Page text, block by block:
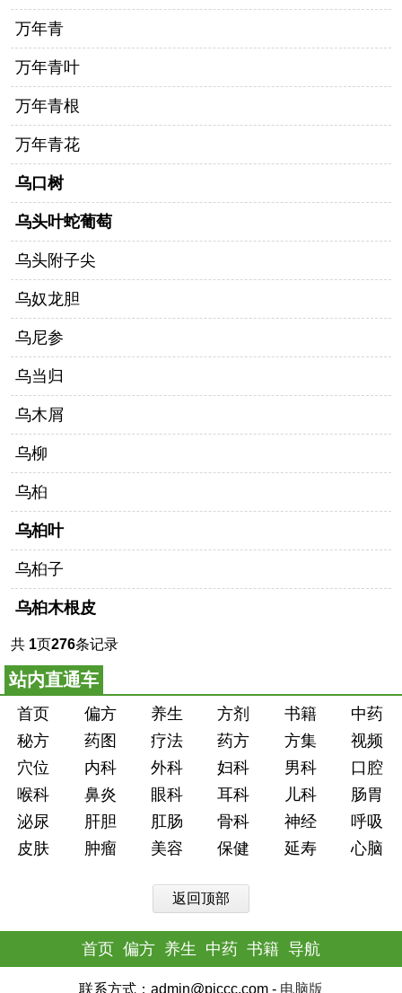
万年青
万年青叶
万年青根
万年青花
乌口树
乌头叶蛇葡萄
乌头附子尖
乌奴龙胆
乌尼参
乌当归
乌木屑
乌柳
乌桕
乌桕叶
乌桕子
乌桕木根皮
共 1页276条记录
站内直通车
首页 偏方 养生 方剂 书籍
中药
秘方
药图 疗法 药方 方集
视频
穴位
内科 外科 妇科 男科
口腔
喉科
鼻炎 眼科 耳科 儿科
肠胃
泌尿
肝胆 肛肠 骨科 神经
呼吸
皮肤
肿瘤 美容 保健 延寿 心脑
返回顶部
首页 偏方 养生 中药 书籍 导航
联系方式：admin@piccc.com - 电脑版